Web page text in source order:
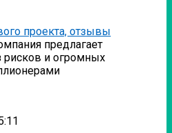
проекта, отзывы
предлагает
рисков и огромных